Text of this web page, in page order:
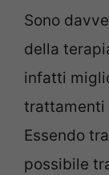
Sono
della
infatti
trattamenti
Essendo
possibile